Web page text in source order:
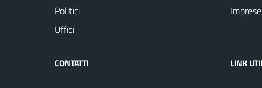
Politici
Uffici
CONTATTI LINK